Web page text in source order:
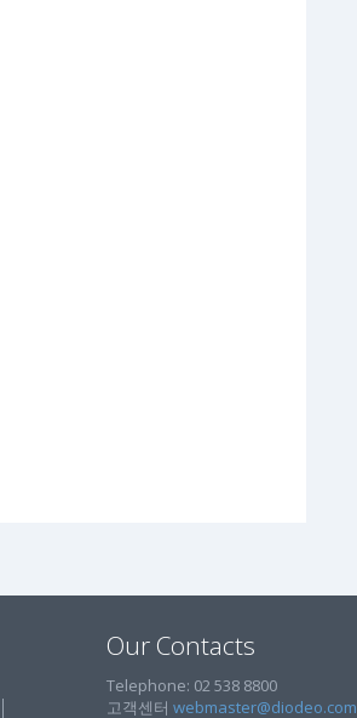
Our Contacts
Telephone: 02 538 8800
고객센터 webmaster@diodeo.com